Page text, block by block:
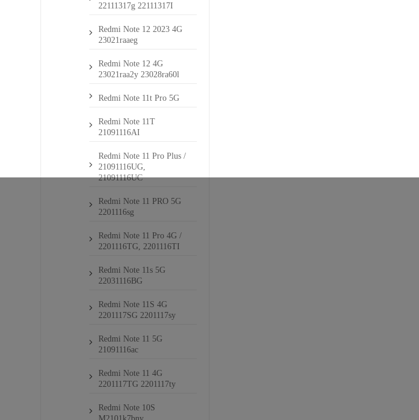
22111317g 22111317I
Redmi Note 12 2023 4G
23021raaeg
Redmi Note 12 4G
23021raa2y 23028ra60l
Redmi Note 11t Pro 5G
Redmi Note 11T
21091116AI
Redmi Note 11 Pro Plus /
21091116UG,
21091116UC
Redmi Note 11 PRO 5G
2201116sg
Redmi Note 11 Pro 4G /
2201116TG, 2201116TI
Redmi Note 11s 5G
22031116BG
Redmi Note 11S 4G
2201117SG 2201117sy
Redmi Note 11 5G
21091116ac
Redmi Note 11 4G
2201117TG 2201117ty
Redmi Note 10S